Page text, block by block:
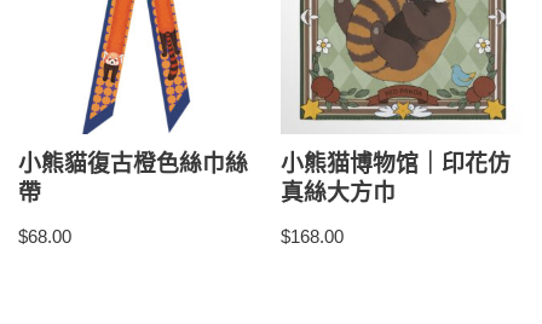
小熊貓復古橙色絲巾絲
帶
$68.00
小熊猫博物馆｜印花仿
真絲大方巾
$168.00